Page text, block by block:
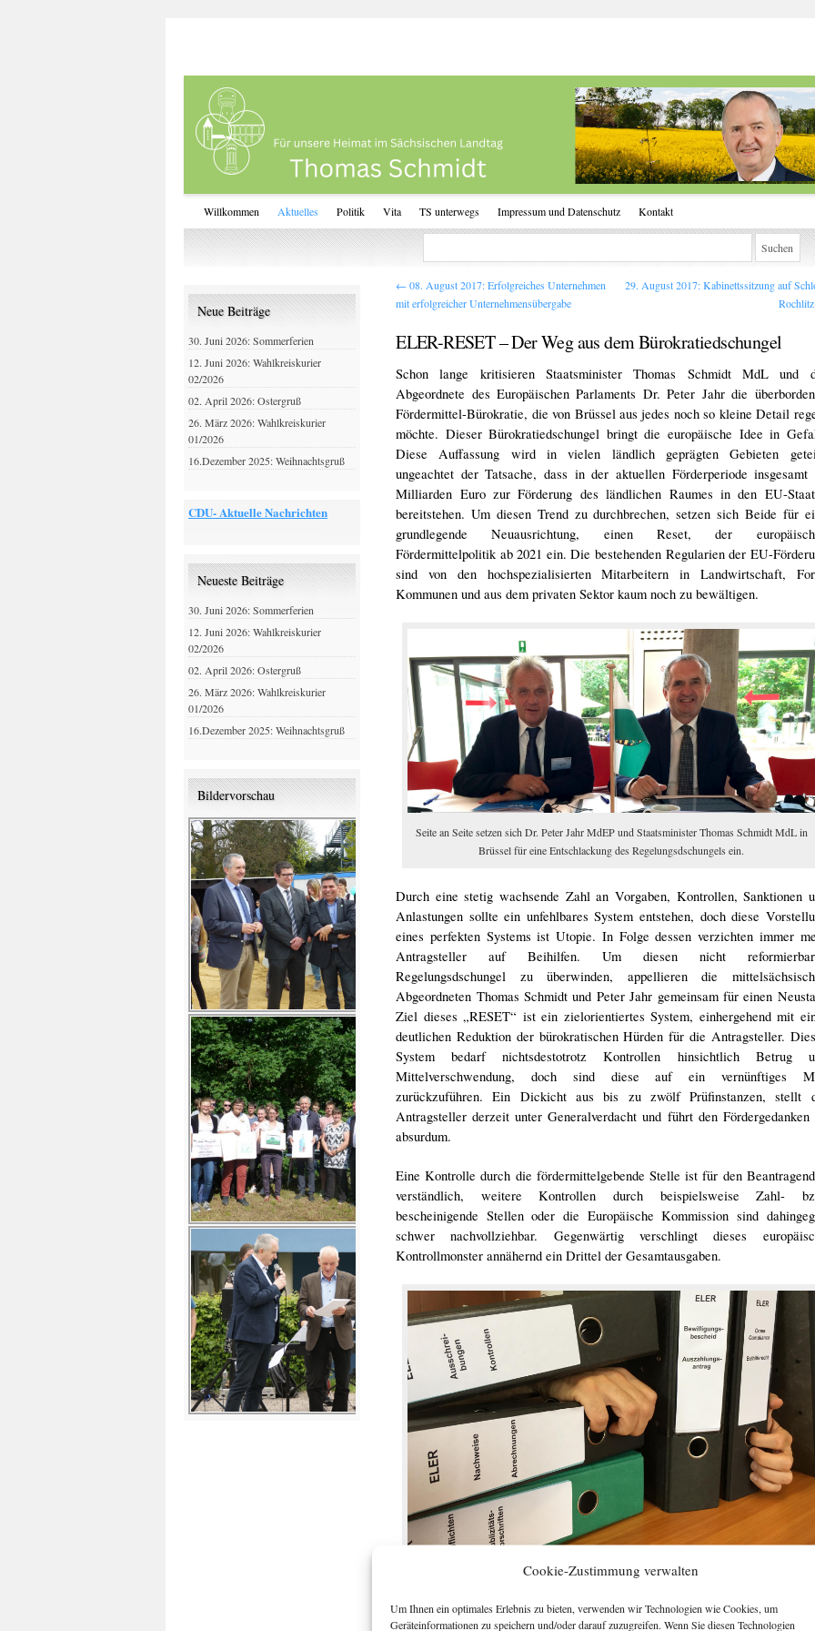
Cookie-Zustimmung verwalten
Um Ihnen ein optimales Erlebnis zu bieten, verwenden wir Technologien wie Cookies, um
Geräteinformationen zu speichern und/oder darauf zuzugreifen. Wenn Sie diesen Technologien
Willkommen Aktuelles Politik Vita TS unterwegs Impressum und Datenschutz Kontakt
← 08. August 2017: Erfolgreiches Unternehmen
mit erfolgreicher Unternehmensübergabe
29. August 2017: Kabinettssitzung auf
ELER-RESET – Der Weg aus dem Bürokratiedschungel
Schon lange kritisieren Staatsminister Thomas Schmidt MdL und
Abgeordnete des Europäischen Parlaments Dr. Peter Jahr die
Fördermittel-Bürokratie, die von Brüssel aus jedes noch so kleine Detail
möchte. Dieser Bürokratiedschungel bringt die europäische Idee in
Diese Auffassung wird in vielen ländlich geprägten Gebieten
ungeachtet der Tatsache, dass in der aktuellen Förderperiode insgesamt
Milliarden Euro zur Förderung des ländlichen Raumes in den EU-
bereitstehen. Um diesen Trend zu durchbrechen, setzen sich Beide für
grundlegende Neuausrichtung, einen Reset, der
Fördermittelpolitik ab 2021 ein. Die bestehenden Regularien der EU-
sind von den hochspezialisierten Mitarbeitern in Landwirtschaft,
Kommunen und aus dem privaten Sektor kaum noch zu bewältigen.
Seite an Seite setzen sich Dr. Peter Jahr MdEP und Staatsminister Thomas Schmidt MdL in
Brüssel für eine Entschlackung des Regelungsdschungels ein.
Durch eine stetig wachsende Zahl an Vorgaben, Kontrollen, Sanktionen
Anlastungen sollte ein unfehlbares System entstehen, doch diese
eines perfekten Systems ist Utopie. In Folge dessen verzichten immer
Antragsteller auf Beihilfen. Um diesen nicht
Regelungsdschungel zu überwinden, appellieren die
Abgeordneten Thomas Schmidt und Peter Jahr gemeinsam für einen
Ziel dieses „RESET“ ist ein zielorientiertes System, einhergehend mit
deutlichen Reduktion der bürokratischen Hürden für die Antragsteller.
System bedarf nichtsdestotrotz Kontrollen hinsichtlich Betrug
Mittelverschwendung, doch sind diese auf ein vernünftiges
zurückzuführen. Ein Dickicht aus bis zu zwölf Prüfinstanzen, stellt
Antragsteller derzeit unter Generalverdacht und führt den Fördergedanken
absurdum.
Eine Kontrolle durch die fördermittelgebende Stelle ist für den
verständlich, weitere Kontrollen durch beispielsweise Zahl-
bescheinigende Stellen oder die Europäische Kommission sind
schwer nachvollziehbar. Gegenwärtig verschlingt dieses
Kontrollmonster annähernd ein Drittel der Gesamtausgaben.
Neue Beiträge
30. Juni 2026: Sommerferien
12. Juni 2026: Wahlkreiskurier
02/2026
02. April 2026: Ostergruß
26. März 2026: Wahlkreiskurier
01/2026
16.Dezember 2025: Weihnachtsgruß
CDU- Aktuelle Nachrichten
Neueste Beiträge
30. Juni 2026: Sommerferien
12. Juni 2026: Wahlkreiskurier
02/2026
02. April 2026: Ostergruß
26. März 2026: Wahlkreiskurier
01/2026
16.Dezember 2025: Weihnachtsgruß
Bildervorschau